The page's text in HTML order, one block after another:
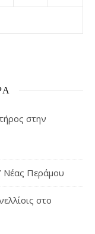
στην
Νέας Περάμου
στο